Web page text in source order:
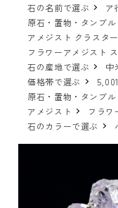
石の名前で選ぶ
ア
原石・置物・タンブル
アメジスト クラスタ
フラワーアメジスト
石の産地で選ぶ
中
価格帯で選ぶ
原石・置物・タンブル
アメジスト
フラワ
石のカラーで選ぶ